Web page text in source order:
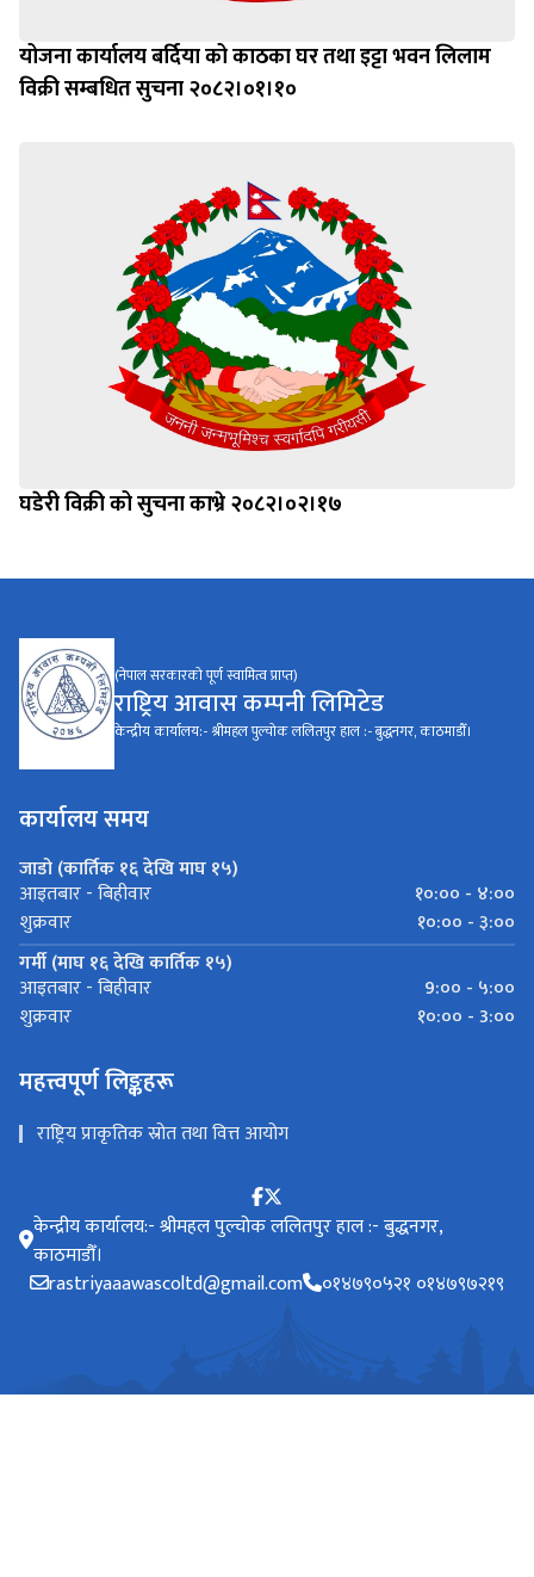
योजना कार्यालय बर्दिया को काठका घर तथा इट्टा भवन लिलाम
विक्री सम्बधित सुचना २०८२।०१।१०
घडेरी विक्री को सुचना काभ्रे २०८२।०२।१७
(नेपाल सरकारको पूर्ण स्वामित्व प्राप्त)
राष्ट्रिय आवास कम्पनी लिमिटेड
केन्द्रीय कार्यालय:- श्रीमहल पुल्चोक ललितपुर हाल :- बुद्धनगर, काठमाडौँ।
कार्यालय समय
जाडो (कार्तिक १६ देखि माघ १५)
आइतबार - बिहीवार
१०:०० - ४:००
शुक्रवार
१०:०० - ३:००
गर्मी (माघ १६ देखि कार्तिक १५)
आइतबार - बिहीवार
9:०० - ५:००
शुक्रवार
१०:०० - 3:००
महत्त्वपूर्ण लिङ्कहरू
राष्ट्रिय प्राकृतिक स्रोत तथा वित्त आयोग
केन्द्रीय कार्यालय:- श्रीमहल पुल्चोक ललितपुर हाल :- बुद्धनगर,
काठमाडौँ।
rastriyaaawascoltd@gmail.com
०१४७९०५२१ ०१४७९७२१९